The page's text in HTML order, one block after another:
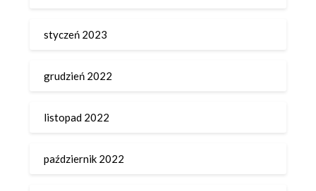
styczeń 2023
grudzień 2022
listopad 2022
październik 2022